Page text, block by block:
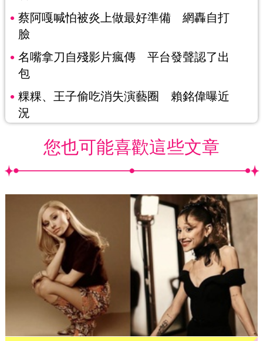
蔡阿嘎喊怕被炎上做最好準備 網轟自打
臉
名嘴拿刀自殘影片瘋傳 平台發聲認了出
包
粿粿、王子偷吃消失演藝圈 賴銘偉曝近
況
您也可能喜歡這些文章